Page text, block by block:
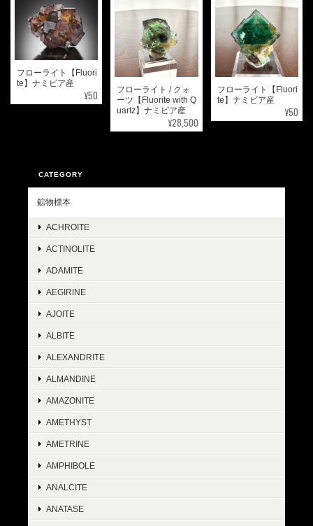
フローライト【Fluori
te】ナミビア産
¥50
フローライト / クォ
ーツ【Fluorite with Q
uartz】ナミビア産
¥28,500
フローライト【Fluori
te】ナミビア産
¥50
CATEGORY
鉱物標本
ACHROITE
ACTINOLITE
ADAMITE
AEGIRINE
AJOITE
ALBITE
ALEXANDRITE
ALMANDINE
AMAZONITE
AMETHYST
AMETRINE
AMPHIBOLE
ANALCITE
ANATASE